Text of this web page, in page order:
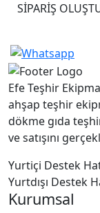
SİPARİŞ
Efe Teşhir
ahşap teşhir
dökme gıda
ve satışını
Yurtiçi Destek
Yurtdışı Destek
Kurumsal